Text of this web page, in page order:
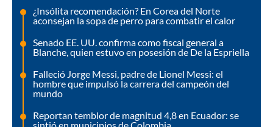
¿Insólita recomendación? En Corea del Norte
aconsejan la sopa de perro para combatir el calor
Senado EE. UU. confirma como fiscal general a
Blanche, quien estuvo en posesión de De la Espriella
Falleció Jorge Messi, padre de Lionel Messi: el
hombre que impulsó la carrera del campeón del
mundo
Reportan temblor de magnitud 4,8 en Ecuador: se
sintió en municipios de Colombia